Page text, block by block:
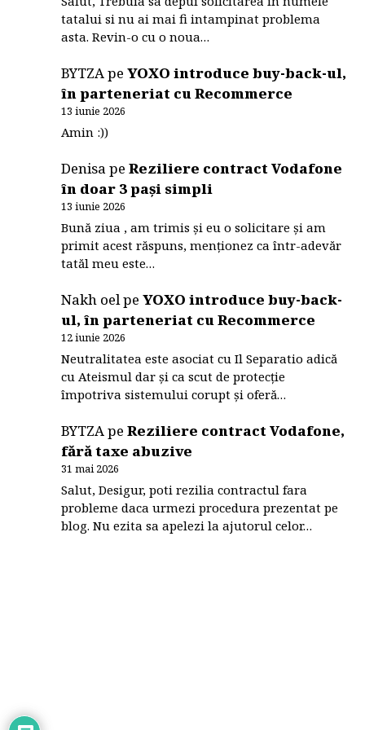
tatalui si nu ai mai fi intampinat problema
asta. Revin-o cu o noua…
BYTZApeYOXO introduce buy-back-ul,
în parteneriat cu Recommerce
13 iunie 2026
Amin :))
DenisapeReziliere contract Vodafone
în doar 3 pași simpli
13 iunie 2026
Bună ziua , am trimis și eu o solicitare și am
primit acest răspuns, menționez ca într-adevăr
tatăl meu este…
Nakh oelpeYOXO introduce buy-back-
ul, în parteneriat cu Recommerce
12 iunie 2026
Neutralitatea este asociat cu Il Separatio adică
cu Ateismul dar și ca scut de protecție
împotriva sistemului corupt și oferă…
BYTZApeReziliere contract Vodafone,
fără taxe abuzive
31 mai 2026
Salut, Desigur, poti rezilia contractul fara
probleme daca urmezi procedura prezentat pe
blog. Nu ezita sa apelezi la ajutorul celor…